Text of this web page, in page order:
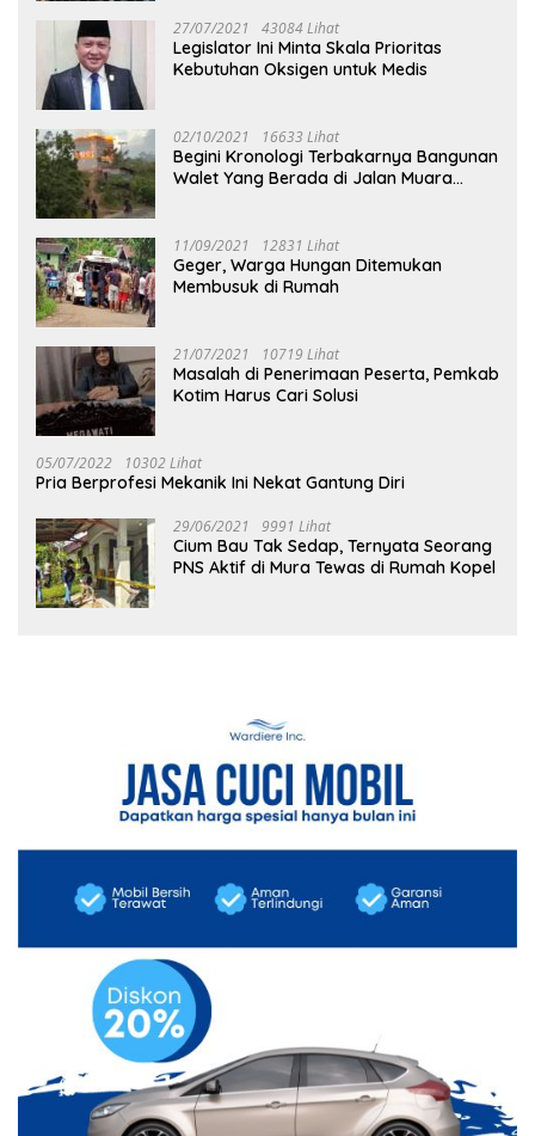
27/07/2021 43084 Lihat
Legislator Ini Minta Skala Prioritas
Kebutuhan Oksigen untuk Medis
02/10/2021 16633 Lihat
Begini Kronologi Terbakarnya Bangunan
Walet Yang Berada di Jalan Muara
11/09/2021 12831 Lihat
Geger, Warga Hungan Ditemukan
Membusuk di Rumah
21/07/2021 10719 Lihat
Masalah di Penerimaan Peserta, Pemkab
Kotim Harus Cari Solusi
05/07/2022 10302 Lihat
Pria Berprofesi Mekanik Ini Nekat Gantung Diri
29/06/2021 9991 Lihat
Cium Bau Tak Sedap, Ternyata Seorang
PNS Aktif di Mura Tewas di Rumah Kopel